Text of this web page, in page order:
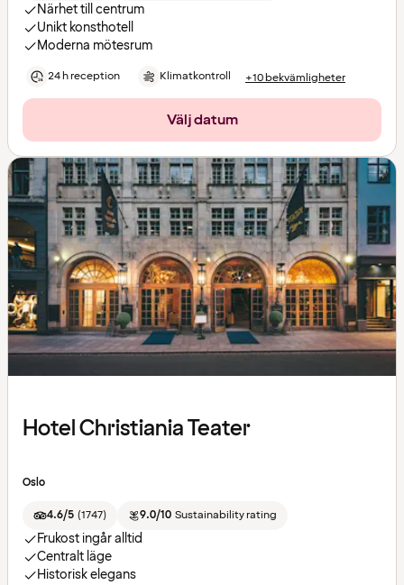
Närhet till centrum
Unikt konsthotell
Moderna mötesrum
24 h reception Klimatkontroll +10 bekvämligheter
Välj datum
Hotel Christiania Teater
Oslo
4.6/5 (1747) 9.0/10 Sustainability rating
Frukost ingår alltid
Centralt läge
Historisk elegans